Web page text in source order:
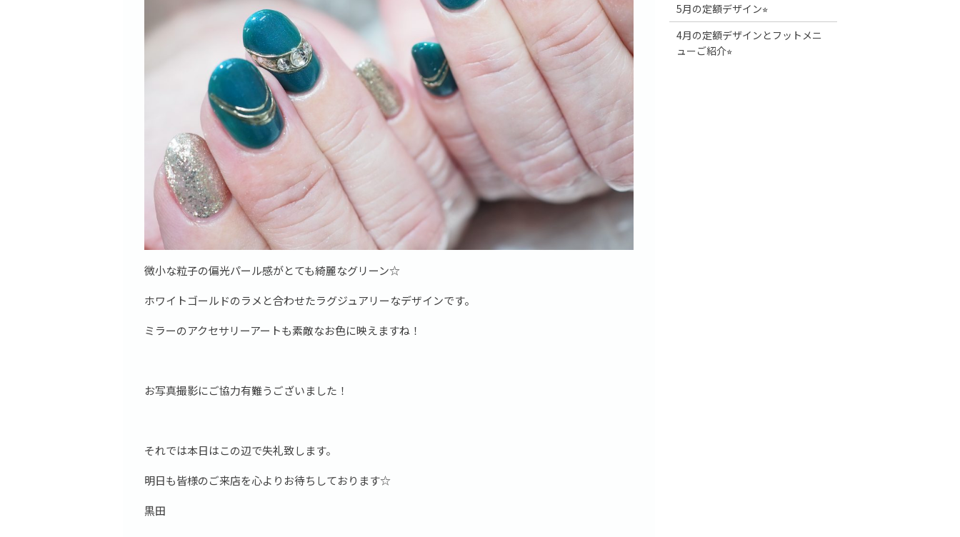
微小な粒子の偏光パール感がとても綺麗なグリーン☆
ホワイトゴールドのラメと合わせたラグジュアリーなデザインです。
ミラーのアクセサリーアートも素敵なお色に映えますね！
お写真撮影にご協力有難うございました！
それでは本日はこの辺で失礼致します。
明日も皆様のご来店を心よりお待ちしております☆
黒田
5月の定額デザイン⭐︎
4月の定額デザインとフットメニ
ューご紹介⭐︎